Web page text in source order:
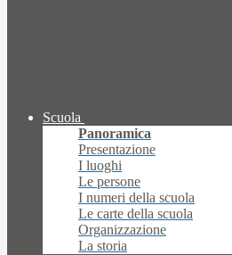
Scuola
Panoramica
Presentazione
I luoghi
Le persone
I numeri della scuola
Le carte della scuola
Organizzazione
La storia